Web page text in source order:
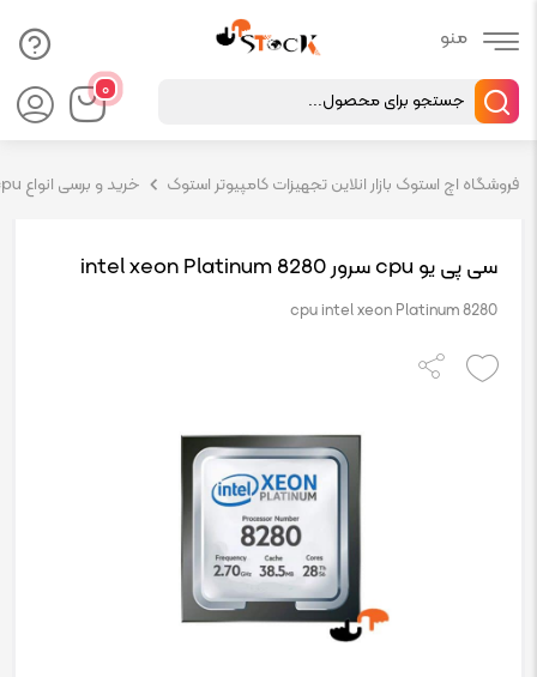
۰
Products
search
فروشگاه اچ استوک بازار انلاین تجهیزات کامپیوتر استوک خرید و برسی انواع cpu سرور hp
سی پی یو cpu سرور intel xeon Platinum 8280
cpu intel xeon Platinum 8280